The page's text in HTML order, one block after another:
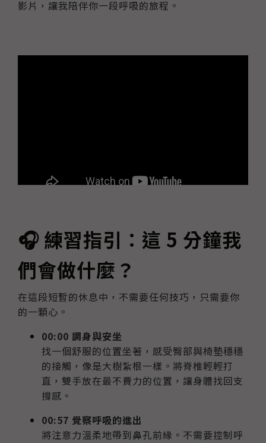
影片，讓我陪伴你一段呼吸的旅程。
🎧 練習指引：這 5 分鐘我
們會做什麼？
在這段短暫的休息中，不需要任何技巧，只需要你
的一顆心。
00:00 調身與安坐
找一個舒服的位置坐著，感受臀部與椅墊穩穩
的接觸，像是大樹紮根一樣。將脊椎輕輕打
直，雙手放在最不費力的位置，讓身體找回支
撐感。
00:57 覺察呼吸的進出
將注意力溫柔地帶到鼻孔前緣。不需要控制呼